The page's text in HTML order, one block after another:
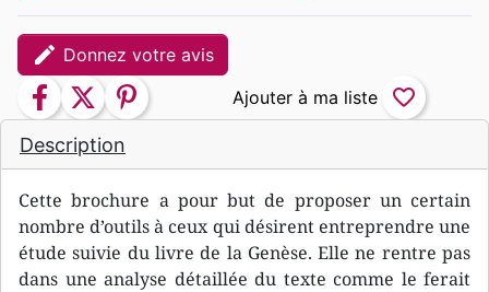
Description
Cette brochure a pour but de proposer un certain
nombre d’outils à ceux qui désirent entreprendre une
étude suivie du livre de la Genèse. Elle ne rentre pas
dans une analyse détaillée du texte comme le ferait
edit Donnez votre avis
facebook twitter pinterest favorite_border